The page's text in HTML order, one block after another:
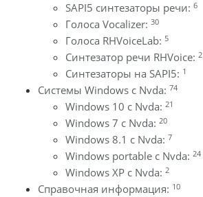
SAPI5 синтезаторы речи: 6
Голоса Vocalizer: 30
Голоса RHVoiceLab: 5
Синтезатор речи RHVoice: 2
Синтезаторы на SAPI5: 1
Системы Windows с Nvda: 74
Windows 10 с Nvda: 21
Windows 7 с Nvda: 20
Windows 8.1 с Nvda: 7
Windows portable с Nvda: 24
Windows XP с Nvda: 2
Справочная информация: 10